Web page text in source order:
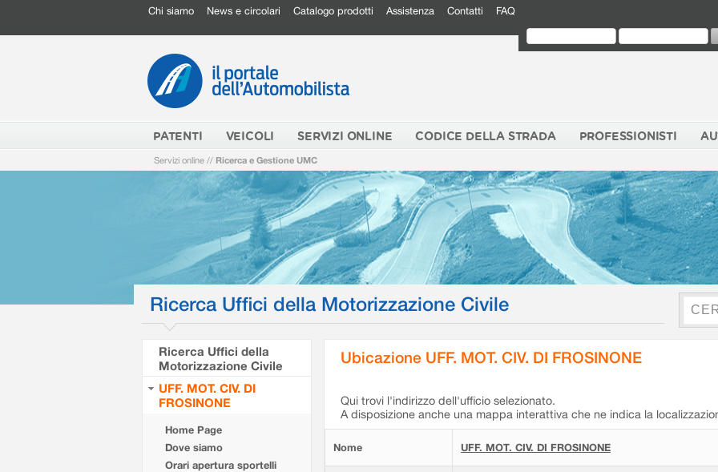
Chi siamo News e circolari Catalogo prodotti Assistenza Contatti FAQ
PATENTI VEICOLI SERVIZI ONLINE CODICE DELLA STRADA PROFESSIONISTI
Servizi online // Ricerca e Gestione UMC
Ricerca Uffici della Motorizzazione Civile
Ricerca Uffici della
Motorizzazione Civile
UFF. MOT. CIV. DI
FROSINONE
Home Page
Dove siamo
Orari apertura sportelli
Ubicazione UFF. MOT. CIV. DI FROSINONE
Qui trovi l'indirizzo dell'ufficio selezionato.
A disposizione anche una mappa interattiva che ne indica la
Nome UFF. MOT. CIV. DI FROSINONE